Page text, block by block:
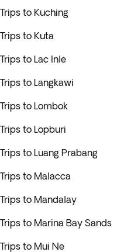
Trips to Kuching
Trips to Kuta
Trips to Lac Inle
Trips to Langkawi
Trips to Lombok
Trips to Lopburi
Trips to Luang Prabang
Trips to Malacca
Trips to Mandalay
Trips to Marina Bay Sands
Trips to Mui Ne